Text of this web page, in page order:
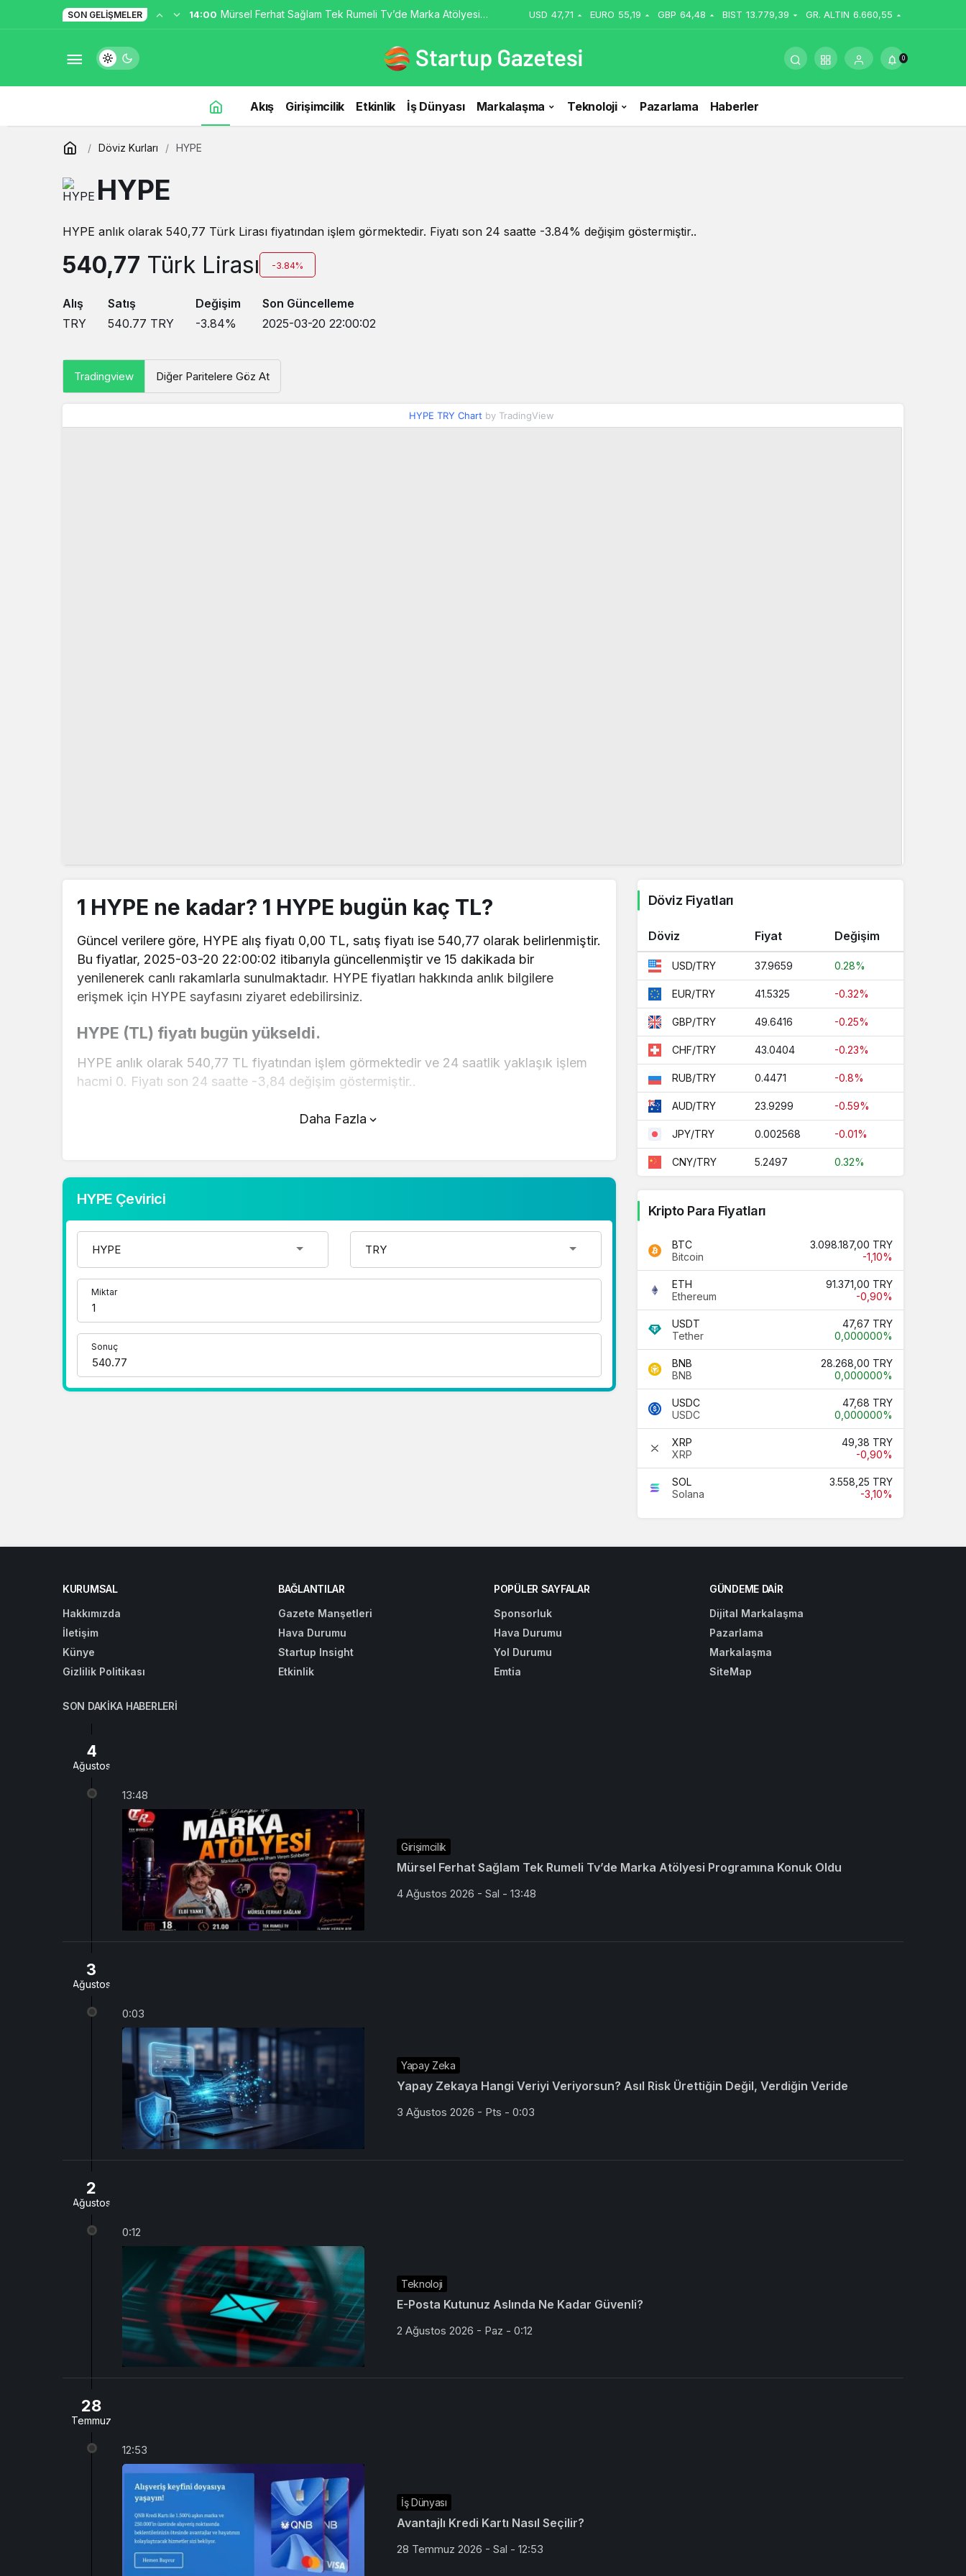
SON GELIŞMELER 14:00 Mürsel Ferhat Sağlam Tek Rumeli Tv’de Marka Atölyesi USD 47,71 EURO 55,19 GBP 64,48 BIST 13.779,39 GR. ALTIN 6.660,55
0
Akış Girişimcilik Etkinlik İş Dünyası Markalaşma Teknoloji Pazarlama Haberler
Döviz Kurları HYPE
HYPE
HYPE anlık olarak 540,77 Türk Lirası fiyatından işlem görmektedir. Fiyatı son 24 saatte -3.84% değişim göstermiştir..
540,77 Türk Lirası -3.84%
Alış
TRY
Satış
540.77 TRY
Değişim
-3.84%
Son Güncelleme
2025-03-20 22:00:02
Tradingview Diğer Paritelere Göz At
HYPE TRY Chart by TradingView
1 HYPE ne kadar? 1 HYPE bugün kaç TL?
Güncel verilere göre, HYPE alış fiyatı 0,00 TL, satış fiyatı ise 540,77 olarak belirlenmiştir.
Bu fiyatlar, 2025-03-20 22:00:02 itibarıyla güncellenmiştir ve 15 dakikada bir
yenilenerek canlı rakamlarla sunulmaktadır. HYPE fiyatları hakkında anlık bilgilere
erişmek için HYPE sayfasını ziyaret edebilirsiniz.
HYPE (TL) fiyatı bugün yükseldi.
HYPE anlık olarak 540,77 TL fiyatından işlem görmektedir ve 24 saatlik yaklaşık işlem
hacmi 0. Fiyatı son 24 saatte -3,84 değişim göstermiştir..
HYPE hesaplama işlemleri için, sayfanın üstünde yer alan çevirici aracını kullanarak
1 Dolar Kaç TL ?
1 Euro Kaç TL ?
1 Euro Kaç TL ?
1 CHF Kaç TL ?
1 RUB Kaç TL ?
1 CNY Kaç TL ?
Daha Fazla
HYPE Çevirici
Miktar
Sonuç
Döviz Fiyatları
Döviz Fiyat Değişim
USD/TRY 37.9659 0.28%
EUR/TRY 41.5325 -0.32%
GBP/TRY 49.6416 -0.25%
CHF/TRY 43.0404 -0.23%
RUB/TRY 0.4471 -0.8%
AUD/TRY 23.9299 -0.59%
JPY/TRY 0.002568 -0.01%
CNY/TRY 5.2497 0.32%
Kripto Para Fiyatları
BTC
Bitcoin
3.098.187,00 TRY
-1,10%
ETH
Ethereum
91.371,00 TRY
-0,90%
USDT
Tether
47,67 TRY
0,000000%
BNB
BNB
28.268,00 TRY
0,000000%
USDC
USDC
47,68 TRY
0,000000%
XRP
XRP
49,38 TRY
-0,90%
SOL
Solana
3.558,25 TRY
-3,10%
KURUMSAL
Hakkımızda
İletişim
Künye
Gizlilik Politikası
BAĞLANTILAR
Gazete Manşetleri
Hava Durumu
Startup Insight
Etkinlik
POPÜLER SAYFALAR
Sponsorluk
Hava Durumu
Yol Durumu
Emtia
GÜNDEME DAIR
Dijital Markalaşma
Pazarlama
Markalaşma
SiteMap
SON DAKIKA HABERLERI
4
Ağustos
13:48
Girişimcilik
Mürsel Ferhat Sağlam Tek Rumeli Tv’de Marka Atölyesi Programına Konuk Oldu
4 Ağustos 2026 - Sal - 13:48
3
Ağustos
0:03
Yapay Zeka
Yapay Zekaya Hangi Veriyi Veriyorsun? Asıl Risk Ürettiğin Değil, Verdiğin Veride
3 Ağustos 2026 - Pts - 0:03
2
Ağustos
0:12
Teknoloji
E-Posta Kutunuz Aslında Ne Kadar Güvenli?
2 Ağustos 2026 - Paz - 0:12
28
Temmuz
12:53
İş Dünyası
Avantajlı Kredi Kartı Nasıl Seçilir?
28 Temmuz 2026 - Sal - 12:53